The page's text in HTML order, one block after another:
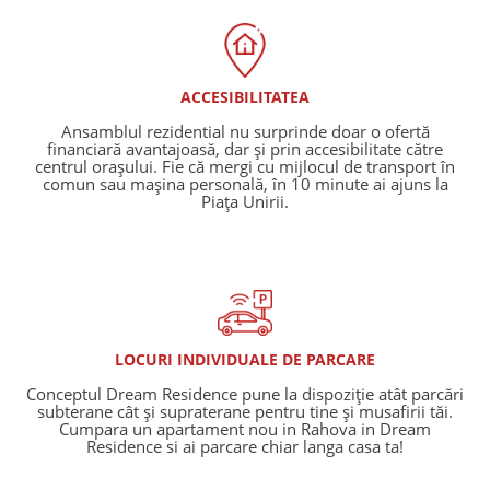
ACCESIBILITATEA
Ansamblul rezidential nu surprinde doar o ofertă
financiară avantajoasă, dar și prin accesibilitate către
centrul orașului. Fie că mergi cu mijlocul de transport în
comun sau mașina personală, în 10 minute ai ajuns la
Piața Unirii.
LOCURI INDIVIDUALE DE PARCARE
Conceptul Dream Residence pune la dispoziție atât parcări
subterane cât și supraterane pentru tine și musafirii tăi.
Cumpara un apartament nou in Rahova in Dream
Residence si ai parcare chiar langa casa ta!